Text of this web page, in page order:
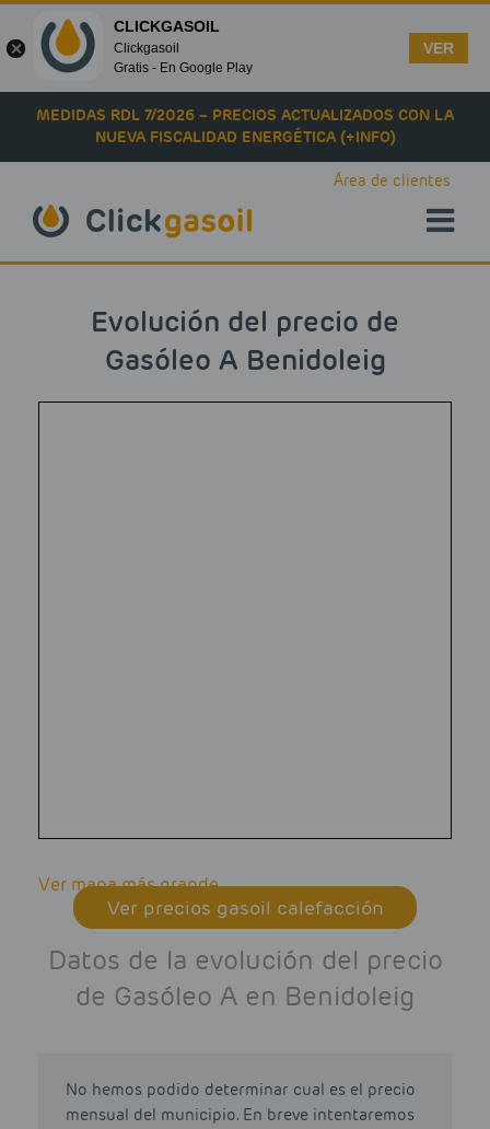
Skip to main content
MEDIDAS RDL 7/2026 – PRECIOS ACTUALIZADOS CON LA
NUEVA FISCALIDAD ENERGÉTICA (+INFO)
Área de clientes
Evolución del precio de
Gasóleo A Benidoleig
Ver mapa más grande
Ver precios gasoil calefacción
Datos de la evolución del precio
de Gasóleo A en Benidoleig
No hemos podido determinar cual es el precio
mensual del municipio. En breve intentaremos
CLICKGASOIL
Clickgasoil
Gratis - En Google Play
VER